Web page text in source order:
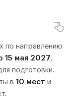
по направлению
15 мая 2027,
подготовки.
в 10 мест и